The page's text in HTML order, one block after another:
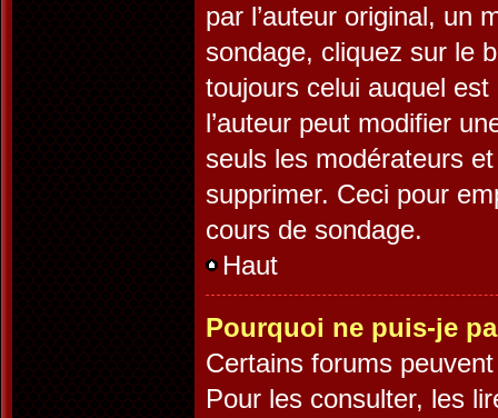
par l’auteur original, un
sondage, cliquez sur le
toujours celui auquel
l’auteur peut modifier
seuls les modérateurs
supprimer. Ceci pour
cours de sondage.
Haut
Pourquoi ne puis-je
Certains forums
Pour les consulter, les